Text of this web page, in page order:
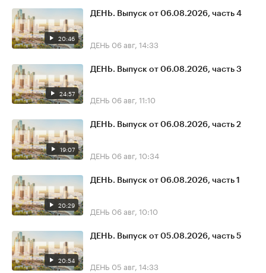
20:46
ДЕНЬ. Выпуск от 06.08.2026, часть 4
ДЕНЬ 06 авг, 14:33
24:57
ДЕНЬ. Выпуск от 06.08.2026, часть 3
ДЕНЬ 06 авг, 11:10
19:07
ДЕНЬ. Выпуск от 06.08.2026, часть 2
ДЕНЬ 06 авг, 10:34
20:29
ДЕНЬ. Выпуск от 06.08.2026, часть 1
ДЕНЬ 06 авг, 10:10
20:54
ДЕНЬ. Выпуск от 05.08.2026, часть 5
ДЕНЬ 05 авг, 14:33